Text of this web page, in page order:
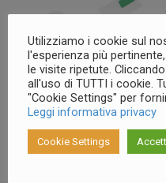
Utilizziamo i cookie sul
l'esperienza più
le visite ripetute.
all'uso di TUTTI i cookie.
"Cookie Settings" per
Leggi informativa privacy
Cookie Settings